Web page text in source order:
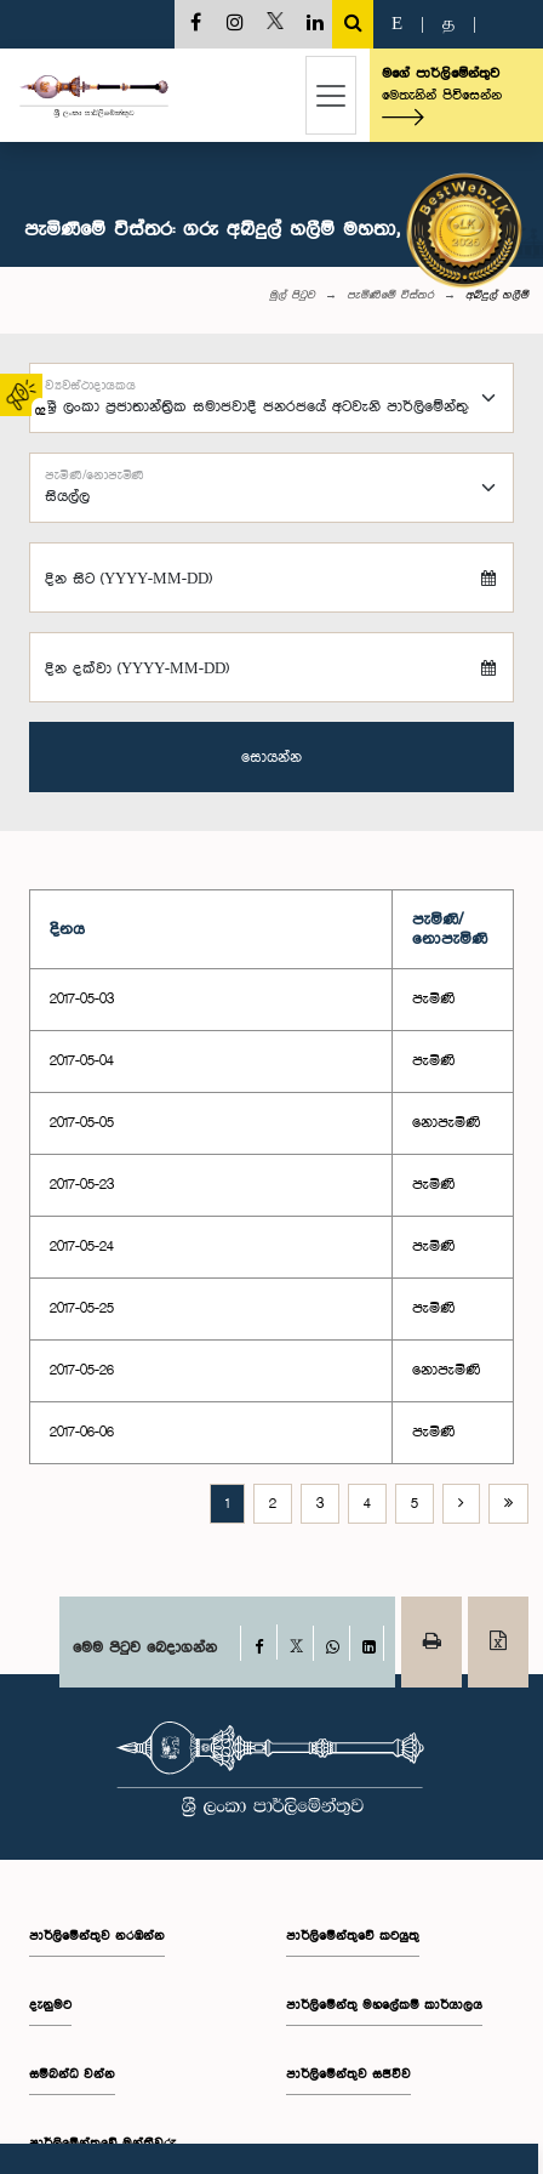
02
E த
මගේ පාර්ලිමේන්තුව
මෙතැනින් පිවිසෙන්න
පැමිණීමේ විස්තර: ගරු අබ්දුල් හලීම් මහතා, පා.ම.
මුල් පිටුව පැමිණීමේ විස්තර අබ්දුල් හලීම්
ව්‍යවස්ථාදායකය
පැමිණි/නොපැමිණි
දින සිට (YYYY-MM-DD)
දින දක්වා (YYYY-MM-DD)
සොයන්න
දිනය
පැමිණි/
නොපැමිණි
2017-05-03 පැමිණි
2017-05-04 පැමිණි
2017-05-05 නොපැමිණි
2017-05-23 පැමිණි
2017-05-24 පැමිණි
2017-05-25 පැමිණි
2017-05-26 නොපැමිණි
2017-06-06 පැමිණි
1 2 3 4 5
මෙම පිටුව බෙදාගන්න Facebook
WhatsAppLinkedIn
පාර්ලි‌මේන්තුව නරඹන්න
දැනුමට
සම්බන්ධ වන්න
පාර්ලි‌මේන්තුවේ මන්ත්‍රීවරු
පාර්ලිමේන්තුවේ කටයුතු
පාර්ලිමේන්තු මහලේකම් කාර්යාලය
පාර්ලිමේන්තුව සජීවීව